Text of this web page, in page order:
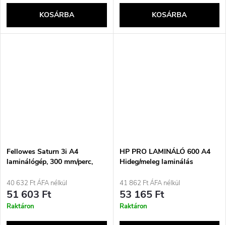
KOSÁRBA KOSÁRBA
Fellowes Saturn 3i A4
laminálógép, 300 mm/perc,
40 632 Ft ÁFA nélkül
51 603 Ft
Raktáron
HP PRO LAMINÁLÓ 600 A4
Hideg/meleg laminálás
41 862 Ft ÁFA nélkül
53 165 Ft
Raktáron